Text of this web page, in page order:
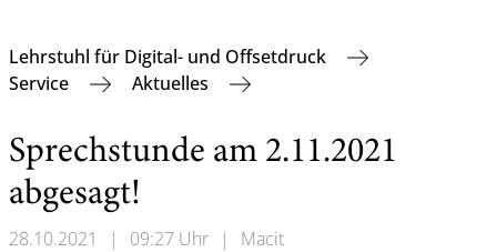
Lehrstuhl für Digital- und Offsetdruck
Service
Aktuelles
Sprechstunde am 2.11.2021
abgesagt!
28.10.2021 | 09:27 Uhr |
Macit